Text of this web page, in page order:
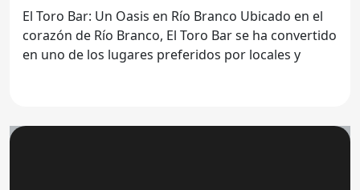
El Toro Bar: Un Oasis en Río Branco Ubicado en el
corazón de Río Branco, El Toro Bar se ha convertido
en uno de los lugares preferidos por locales y